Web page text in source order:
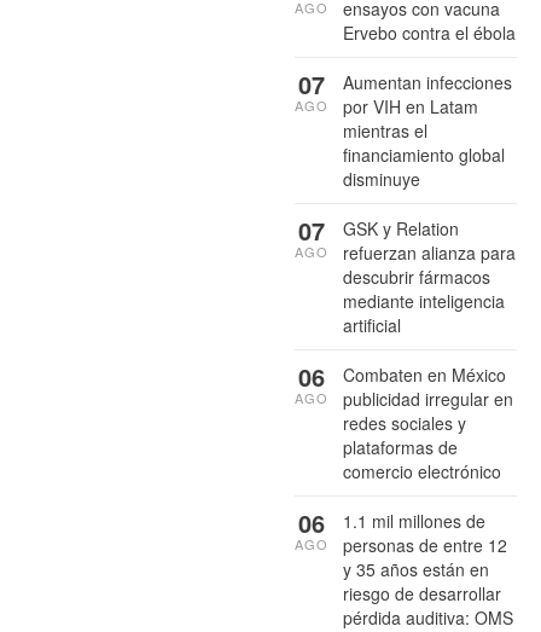
ensayos con vacuna
Ervebo contra el ébola
AGO
Aumentan infecciones
por VIH en Latam
mientras el
financiamiento global
disminuye
07
AGO
GSK y Relation
refuerzan alianza para
descubrir fármacos
mediante inteligencia
artificial
07
AGO
Combaten en México
publicidad irregular en
redes sociales y
plataformas de
comercio electrónico
06
AGO
1.1 mil millones de
personas de entre 12
y 35 años están en
riesgo de desarrollar
pérdida auditiva: OMS
06
AGO